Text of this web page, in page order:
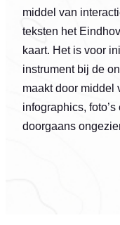
middel van
teksten het
kaart. Het is voor
instrument bij de
maakt door middel
infographics,
doorgaans